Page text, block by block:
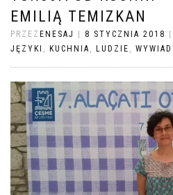
EMILIĄ TEMIZKAN
PRZEZ ENESAJ 8 STYCZNIA 2018
JĘZYKI , KUCHNIA , LUDZIE ,